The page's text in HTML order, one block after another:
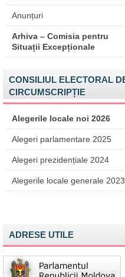
Anunțuri
Arhiva – Comisia pentru
Situații Excepționale
CONSILIUL ELECTORAL
CIRCUMSCRIPȚIE
Alegerile locale noi 2026
Alegeri parlamentare 2025
Alegeri prezidențiale 2024
Alegerile locale generale 2023
ADRESE UTILE